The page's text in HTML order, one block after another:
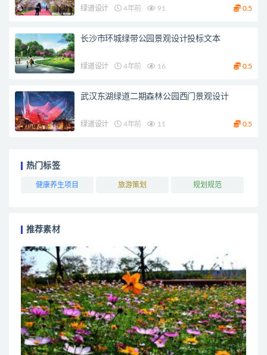
绿道设计 4年前 91 0.5
长沙市环城绿带公园景观设计投标文本
绿道设计 4年前 16 0.5
武汉东湖绿道二期森林公园西门景观设计
绿道设计 4年前 11 0.5
热门标签
健康养生项目 旅游策划 规划规范
推荐素材